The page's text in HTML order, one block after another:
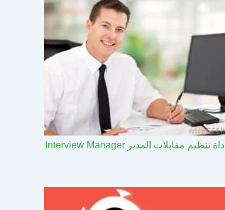
اداة تنظيم مقابلات المدير Interview Manager